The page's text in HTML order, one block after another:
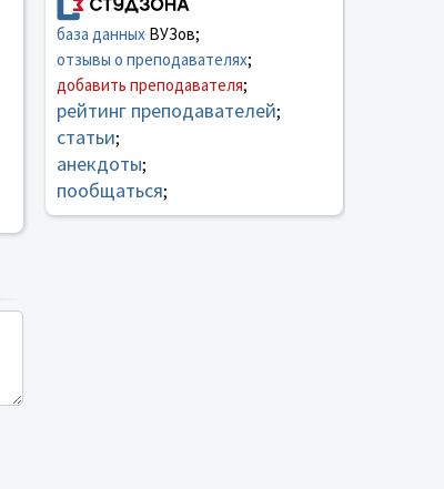
база данныхВУЗов;
отзывы о преподавателях;
добавить преподавателя;
рейтинг преподавателей;
статьи;
анекдоты;
пообщаться;